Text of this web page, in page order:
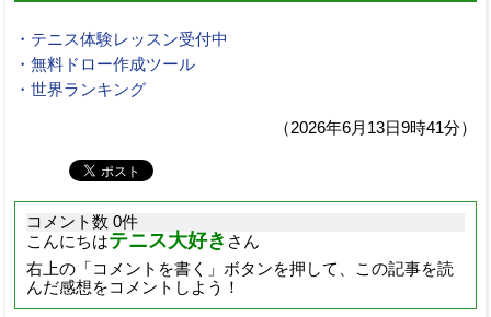
・テニス体験レッスン受付中
・無料ドロー作成ツール
・世界ランキング
（2026年6月13日9時41分）
コメント数 0件
こんにちはテニス大好き さん
右上の「コメントを書く」ボタンを押して、この記事を読
んだ感想をコメントしよう！